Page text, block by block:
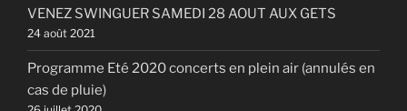
VENEZ SWINGUER SAMEDI 28 AOUT AUX GETS
24 août 2021
Programme Eté 2020 concerts en plein air (annulés en
cas de pluie)